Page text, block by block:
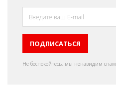
Не беспокойтесь, мы ненавидим спам